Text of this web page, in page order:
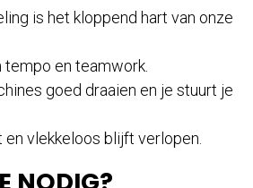
is het kloppend hart van onze
en teamwork.
goed draaien en je stuurt je
vlekkeloos blijft verlopen.